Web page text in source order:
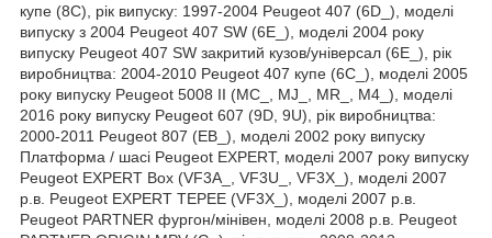
купе (8C), рік випуску: 1997-2004 Peugeot 407 (6D_), моделі
випуску з 2004 Peugeot 407 SW (6E_), моделі 2004 року
випуску Peugeot 407 SW закритий кузов/універсал (6E_), рік
виробництва: 2004-2010 Peugeot 407 купе (6C_), моделі 2005
року випуску Peugeot 5008 II (MC_, MJ_, MR_, M4_), моделі
2016 року випуску Peugeot 607 (9D, 9U), рік виробництва:
2000-2011 Peugeot 807 (EB_), моделі 2002 року випуску
Платформа / шасі Peugeot EXPERT, моделі 2007 року випуску
Peugeot EXPERT Box (VF3A_, VF3U_, VF3X_), моделі 2007
р.в. Peugeot EXPERT TEPEE (VF3X_), моделі 2007 р.в.
Peugeot PARTNER фургон/мінівен, моделі 2008 р.в. Peugeot